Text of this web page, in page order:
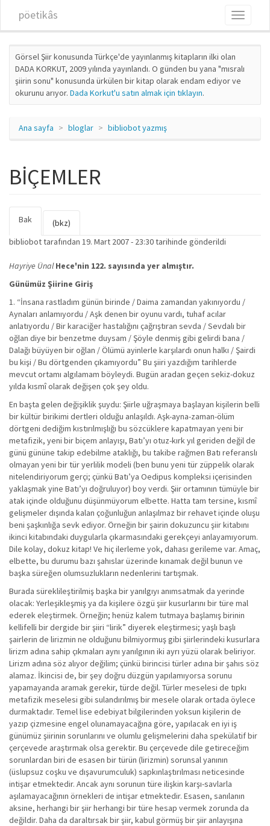
pöetikâs
Toggle
Görsel Şiir konusunda Türkçe'de yayınlanmış kitapların ilki olan
DADA KORKUT, 2009 yılında yayınlandı. O günden bu yana "mısralı
şiirin sonu" konusunda ürkülen bir kitap olarak endam ediyor ve
okurunu arıyor. Dada Korkut'u satın almak için tıklayın.
Ana sayfa bloglar bibliobot yazmış
BİÇEMLER
Birincil sekmeler
Bak
sekme)
(bkz)
bibliobottarafından 19. Mart 2007 - 23:30 tarihinde gönderildi
Hayriye ÜnalHece'nin 122. sayısında yer almıştır.
Günümüz Şiirine Giriş
1. “İnsana rastladım günün birinde / Daima zamandan yakınıyordu /
Aynaları anlamıyordu / Aşk denen bir oyunu vardı, tuhaf acılar
anlatıyordu / Bir karaciğer hastalığını çağrıştıran sevda / Sevdalı bir
oğlan diye bir benzetme duysam / Şöyle denmiş gibi gelirdi bana /
Dalağı büyüyen bir oğlan / Ölümü ayinlerle karşılardı onun halkı / Şairdi
bu kişi / Bu dörtgenden çıkamıyordu” Bu şiiri yazdığım tarihlerde
mevcut ortamı algılamam böyleydi. Bugün aradan geçen sekiz-dokuz
yılda kısmî olarak değişen çok şey oldu.
En başta gelen değişiklik şuydu: Şiirle uğraşmaya başlayan kişilerin belli
bir kültür birikimi dertleri olduğu anlaşıldı. Aşk-ayna-zaman-ölüm
dörtgeni dediğim kıstırılmışlığı bu sözcüklere kapatmayan yeni bir
metafizik, yeni bir biçem anlayışı, Batı’yı otuz-kırk yıl geriden değil de
günü gününe takip edebilme ataklığı, bu takibe rağmen Batı referanslı
olmayan yeni bir tür yerlilik modeli (ben bunu yeni tür züppelik olarak
nitelendiriyorum gerçi; çünkü Batı’ya Oedipus kompleksi içerisinden
yaklaşmak yine Batı’yı doğruluyor) boy verdi. Şiir ortamının tümüyle bir
atak içinde olduğunu düşünmüyorum elbette. Hatta tam tersine, kısmî
gelişmeler dışında kalan çoğunluğun anlaşılmaz bir rehavet içinde oluşu
beni şaşkınlığa sevk ediyor. Örneğin bir şairin dokuzuncu şiir kitabını
ikinci kitabındaki duygularla çıkarmasındaki gerekçeyi anlayamıyorum.
Dile kolay, dokuz kitap! Ve hiç ilerleme yok, dahası gerileme var. Amaç,
elbette, bu durumu bazı şahıslar üzerinde kınamak değil bunun ve
başka süreğen olumsuzlukların nedenlerini tartışmak.
Burada süreklileştirilmiş başka bir yanılgıyı anımsatmak da yerinde
olacak: Yerleşikleşmiş ya da kişilere özgü şiir kusurlarını bir türe mal
ederek eleştirmek. Örneğin; henüz kalem tutmaya başlamış birinin
kellifelli bir dergide bir şiiri “lirik” diyerek eleştirmesi; yaşlı başlı
şairlerin de lirizmin ne olduğunu bilmiyormuş gibi şiirlerindeki kusurlara
lirizm adına sahip çıkmaları aynı yanılgının iki ayrı yüzü olarak beliriyor.
Lirizm adına söz alıyor değilim; çünkü birincisi türler adına bir şahıs söz
alamaz. İkincisi de, bir şey doğru düzgün yapılamıyorsa sorunu
yapamayanda aramak gerekir, türde değil. Türler meselesi de tıpkı
metafizik meselesi gibi sulandırılmış bir mesele olarak ortada öylece
durmaktadır. Temel lise edebiyat bilgilerinden yoksun kişilerin de
yazıp çizmesine engel olunamayacağına göre, yapılacak en iyi iş
günümüz şiirinin sorunlarını ve olumlu gelişmelerini daha spekülatif bir
çerçevede araştırmak olsa gerektir. Bu çerçevede dile getireceğim
sorunlardan biri de esasen bir türün (lirizmin) sorunsal yanının
(üslupsuz coşku ve dışavurumculuk) sapkınlaştırılması neticesinde
intişar etmektedir. Ancak aynı sorunun türe ilişkin karşı-savlarla
aşılamayacağının örnekleri de intişar etmektedir. Esasen, sanılanın
aksine, herhangi bir şiir herhangi bir türe hesap vermek zorunda da
değildir. Daha da daraltırsak bir şiir, kabul görmüş bir şiir anlayışına